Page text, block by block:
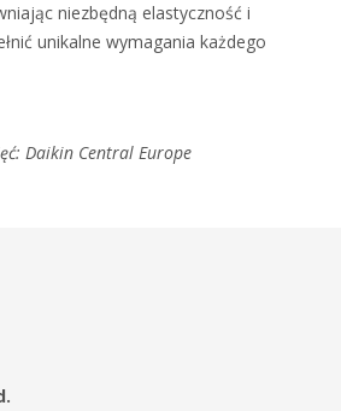
niezbędną elastyczność i
unikalne wymagania każdego
Daikin Central Europe